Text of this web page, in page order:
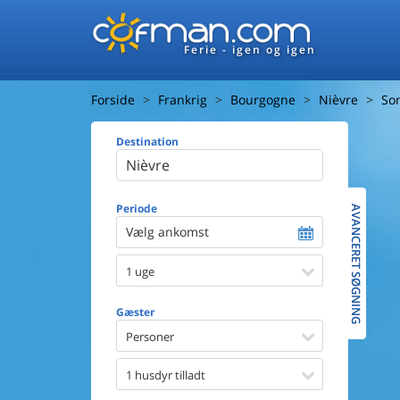
Ferie - igen og igen
Forside Frankrig Bourgogne Nièvre
Destination
Periode
Vælg ankomst
1 uge
Gæster
Personer
1 husdyr tilladt
Afstand til
Udsigt til
Faciliteter
Spa
AVANCERET SØGNING